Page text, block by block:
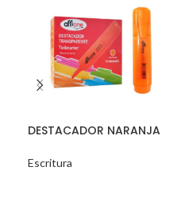
DESTACADOR NARANJA
Escritura